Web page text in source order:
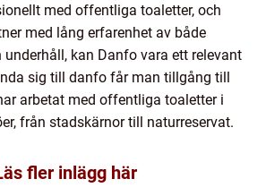
med offentliga toaletter, och
med lång erfarenhet av både
underhåll, kan Danfo vara ett relevant
sig till danfo får man tillgång till
arbetat med offentliga toaletter i
från stadskärnor till naturreservat.
fler inlägg här